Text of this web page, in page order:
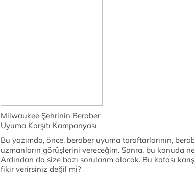
Milwaukee Şehrinin Beraber
Uyuma Karşıtı Kampanyası
Bu yazımda, önce, beraber uyuma taraftarlarının,
uzmanların görüşlerini vereceğim. Sonra, bu konuda
Ardından da size bazı sorularım olacak. Bu kafası
fikir verirsiniz değil mi?